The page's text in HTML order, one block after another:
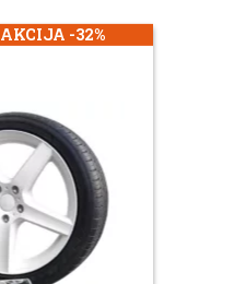
AKCIJA -32%